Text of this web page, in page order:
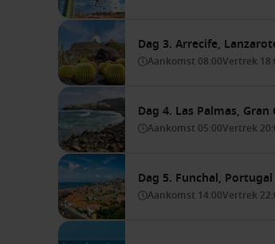
Dag 3. Arrecife,
Aankomst 08:00Vertrek
Dag 4. Las Palmas, Gran
Aankomst 05:00Vertrek
Dag 5. Funchal, Portugal
Aankomst 14:00Vertrek